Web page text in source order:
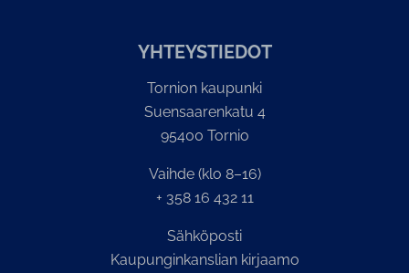
YH­TEYS­TIE­DOT
Tornion kaupunki
Suensaarenkatu 4
95400 Tornio
Vaihde (klo 8–16)
+ 358 16 432 11
Sähköposti
Kaupunginkanslian kirjaamo